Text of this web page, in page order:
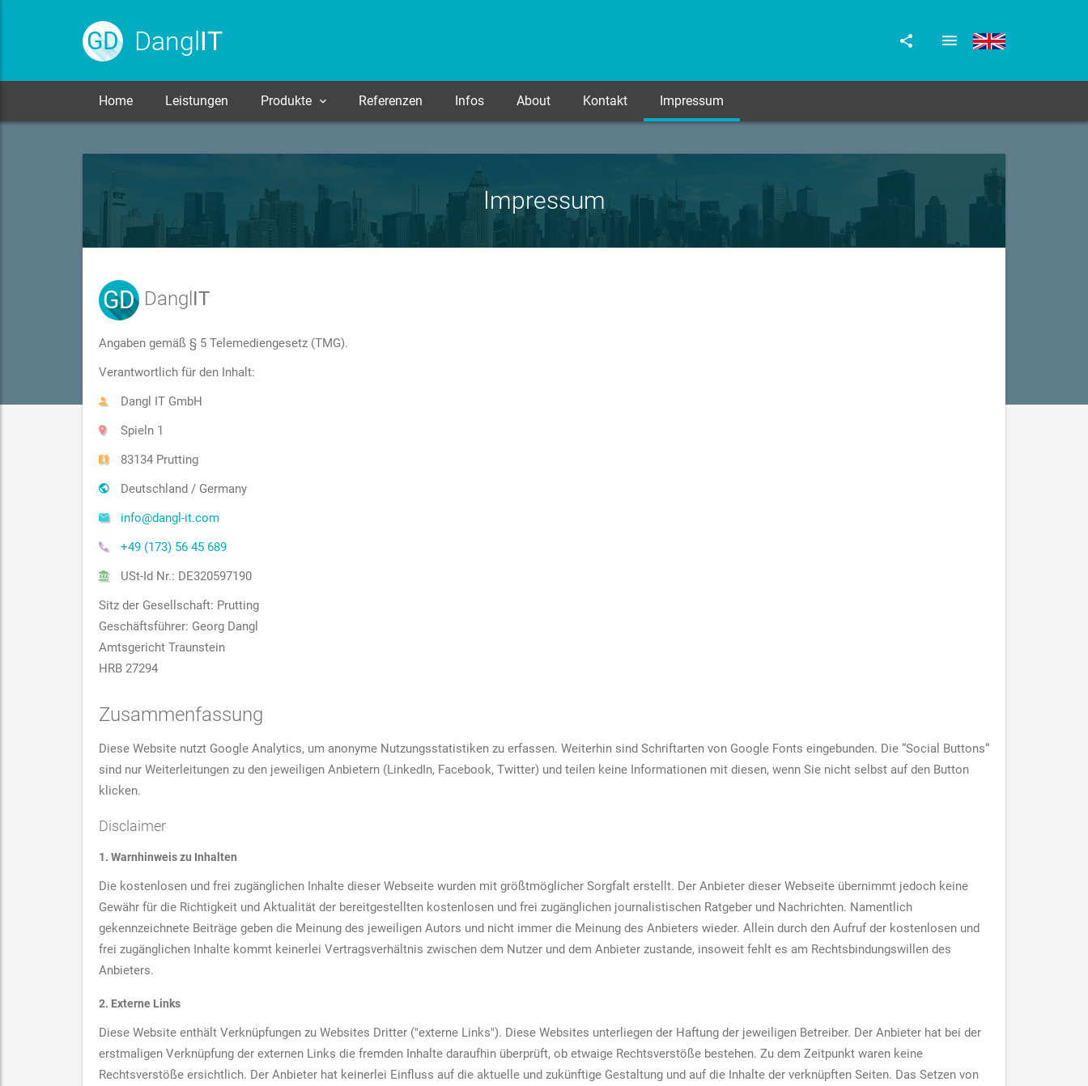
GD DanglIT
Home Leistungen Produkte Referenzen Infos About Kontakt Impressum
Impressum
GD Dangl IT
Angaben gemäß § 5 Telemediengesetz (TMG).
Verantwortlich für den Inhalt:
Dangl IT GmbH
Spieln 1
83134 Prutting
Deutschland / Germany
info@dangl-it.com
+49 (173) 56 45 689
USt-Id Nr.: DE320597190
Sitz der Gesellschaft: Prutting
Geschäftsführer: Georg Dangl
Amtsgericht Traunstein
HRB 27294
Zusammenfassung
Diese Website nutzt Google Analytics, um anonyme Nutzungsstatistiken zu erfassen. Weiterhin sind Schriftarten von Google Fonts eingebunden. Die “Social Buttons“
sind nur Weiterleitungen zu den jeweiligen Anbietern (LinkedIn, Facebook, Twitter) und teilen keine Informationen mit diesen, wenn Sie nicht selbst auf den Button
klicken.
Disclaimer
1. Warnhinweis zu Inhalten
Die kostenlosen und frei zugänglichen Inhalte dieser Webseite wurden mit größtmöglicher Sorgfalt erstellt. Der Anbieter dieser Webseite übernimmt jedoch keine
Gewähr für die Richtigkeit und Aktualität der bereitgestellten kostenlosen und frei zugänglichen journalistischen Ratgeber und Nachrichten. Namentlich
gekennzeichnete Beiträge geben die Meinung des jeweiligen Autors und nicht immer die Meinung des Anbieters wieder. Allein durch den Aufruf der kostenlosen und
frei zugänglichen Inhalte kommt keinerlei Vertragsverhältnis zwischen dem Nutzer und dem Anbieter zustande, insoweit fehlt es am Rechtsbindungswillen des
Anbieters.
2. Externe Links
Diese Website enthält Verknüpfungen zu Websites Dritter ("externe Links"). Diese Websites unterliegen der Haftung der jeweiligen Betreiber. Der Anbieter hat bei der
erstmaligen Verknüpfung der externen Links die fremden Inhalte daraufhin überprüft, ob etwaige Rechtsverstöße bestehen. Zu dem Zeitpunkt waren keine
Rechtsverstöße ersichtlich. Der Anbieter hat keinerlei Einfluss auf die aktuelle und zukünftige Gestaltung und auf die Inhalte der verknüpften Seiten. Das Setzen von